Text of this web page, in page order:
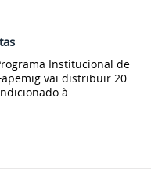
Institucional de
vai distribuir 20
à...